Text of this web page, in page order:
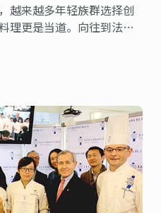
越来越多年轻族群选择创
理更是当道。向往到法国
于七月中开设法式料理